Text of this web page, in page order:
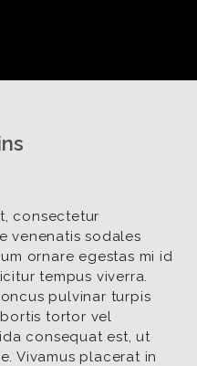
consectetur
venenatis sodales
ornare egestas mi id
tempus viverra.
pulvinar turpis
tortor vel
consequat est, ut
Vivamus placerat in